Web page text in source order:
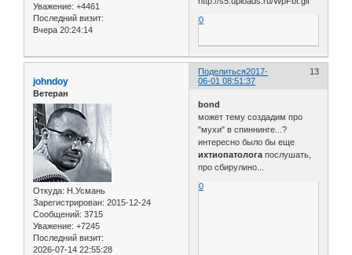
Уважение: +4461
Последний визит:
Вчера 20:24:14
0
Поделиться 13
2017-
06-01 08:51:37
johndoy
Ветеран
Откуда: Н.Усмань
Зарегистрирован: 2015-12-24
Сообщений: 3715
Уважение: +7245
Последний визит:
2026-07-14 22:55:28
bond
может тему создадим про
"мухи" в спиннинге...?
интересно было бы еще
ихтиопатолога послушать,
про сбирулино...
0